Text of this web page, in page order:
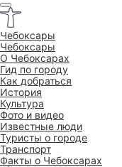
Чебоксары
Чебоксары
O Чебоксарах
Гид по городу
Как добраться
История
Культура
Фото и видео
Известные люди
Туристы о городе
Транспорт
Факты о Чебоксарах